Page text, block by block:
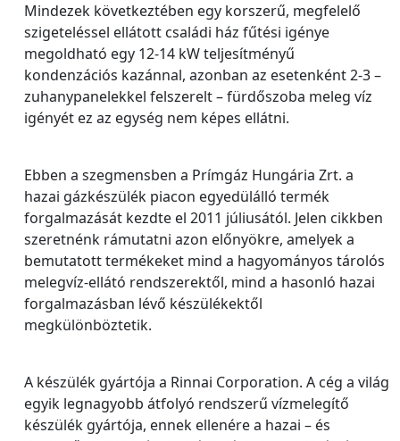
Mindezek következtében egy korszerű, megfelelő
szigeteléssel ellátott családi ház fűtési igénye
megoldható egy 12-14 kW teljesítményű
kondenzációs kazánnal, azonban az esetenként 2-3 –
zuhanypanelekkel felszerelt – fürdőszoba meleg víz
igényét ez az egység nem képes ellátni.
Ebben a szegmensben a Prímgáz Hungária Zrt. a
hazai gázkészülék piacon egyedülálló termék
forgalmazását kezdte el 2011 júliusától. Jelen cikkben
szeretnénk rámutatni azon előnyökre, amelyek a
bemutatott termékeket mind a hagyományos tárolós
melegvíz-ellátó rendszerektől, mind a hasonló hazai
forgalmazásban lévő készülékektől
megkülönböztetik.
A készülék gyártója a Rinnai Corporation. A cég a világ
egyik legnagyobb átfolyó rendszerű vízmelegítő
készülék gyártója, ennek ellenére a hazai – és